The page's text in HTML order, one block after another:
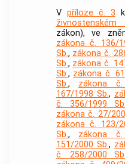
V příloze č. 3 k
zákon), ve
zákona č. 136/
Sb., zákona č.
Sb., zákona č.
Sb., zákona č.
Sb., zákona
167/1998 Sb.,
č. 356/1999 Sb.
zákona č. 27/
zákona č. 123/
Sb., zákona
151/2000 Sb.,
č. 258/2000 Sb.